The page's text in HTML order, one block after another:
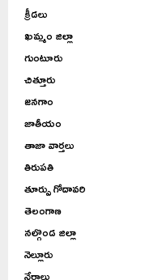
క్రీడలు
ఖమ్మం జిల్లా
గుంటూరు
చిత్తూరు
జనగాం
జాతీయం
తాజా వార్తలు
తిరుపతి
తూర్పు గోదావరి
తెలంగాణ
నల్గొండ జిల్లా
నెల్లూరు
నేరాలు